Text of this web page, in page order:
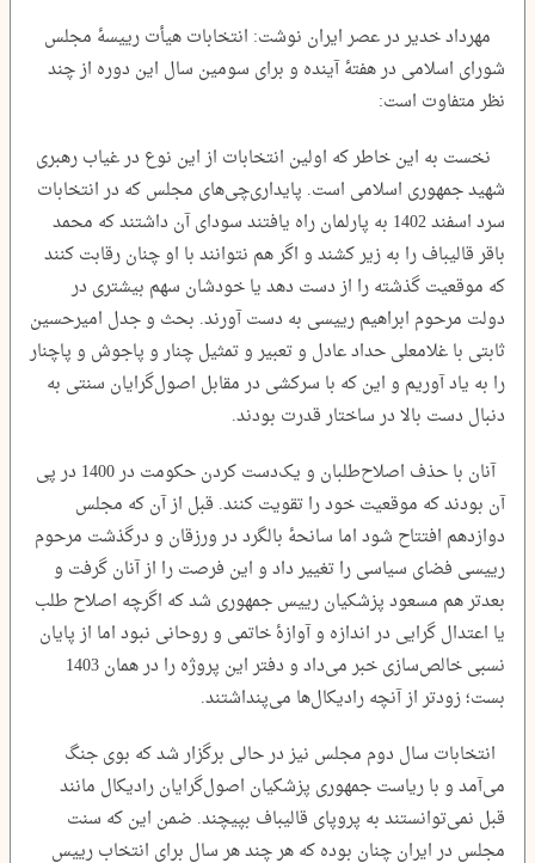
مهرداد خدیر در عصر ایران نوشت: انتخابات هیأت رییسۀ مجلس
شورای اسلامی در هفتۀ آینده و برای سومین سال این دوره از چند
نظر متفاوت است:
نخست به این خاطر که اولین انتخابات از این نوع در غیاب رهبری
شهید جمهوری اسلامی است. پایداری‌چی‌های مجلس که در انتخابات
سرد اسفند 1402 به پارلمان راه یافتند سودای آن داشتند که محمد
باقر قالیباف را به زیر کشند و اگر هم نتوانند با او چنان رقابت کنند
که موقعیت گذشته را از دست دهد یا خودشان سهم بیشتری در
دولت مرحوم ابراهیم رییسی به دست آورند. بحث و جدل امیرحسین
ثابتی با غلامعلی حداد عادل و تعبیر و تمثیل چنار و پاجوش و پاچنار
را به یاد آوریم و این که با سرکشی در مقابل اصول‌گرایان سنتی به
دنبال دست بالا در ساختار قدرت بودند.
آنان با حذف اصلاح‌طلبان و یک‌دست کردن حکومت در 1400 در پی
آن بودند که موقعیت خود را تقویت کنند. قبل از آن که مجلس
دوازدهم افتتاح شود اما سانحۀ بالگرد در ورزقان و درگذشت مرحوم
رییسی فضای سیاسی را تغییر داد و این فرصت را از آنان گرفت و
بعدتر هم مسعود پزشکیان رییس جمهوری شد که اگرچه اصلاح طلب
یا اعتدال گرایی در اندازه و آوازۀ خاتمی و روحانی نبود اما از پایان
نسبی خالص‌سازی خبر می‌داد و دفتر این پروژه را در همان 1403
بست؛ زودتر از آنچه رادیکال‌ها می‌پنداشتند.
انتخابات سال دوم مجلس نیز در حالی برگزار شد که بوی جنگ
می‌آمد و با ریاست جمهوری پزشکیان اصول‌گرایان رادیکال مانند
قبل نمی‌توانستند به پروپای قالیباف بپیچند. ضمن این که سنت
مجلس در ایران چنان بوده که هر چند هر سال برای انتخاب رییس